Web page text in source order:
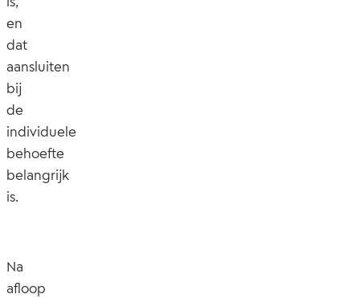
en
dat
aansluiten
bij
de
individuele
behoefte
belangrijk
is.
Na
afloop